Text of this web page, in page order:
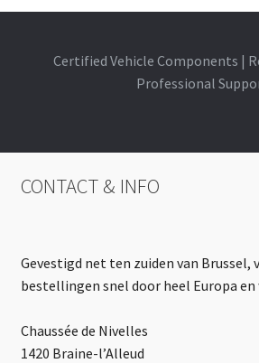
Certified Vehicle Components |
Professional
CONTACT & INFO
Gevestigd net ten zuiden van Brussel,
bestellingen snel door heel Europa en
Chaussée de Nivelles
1420 Braine-l’Alleud